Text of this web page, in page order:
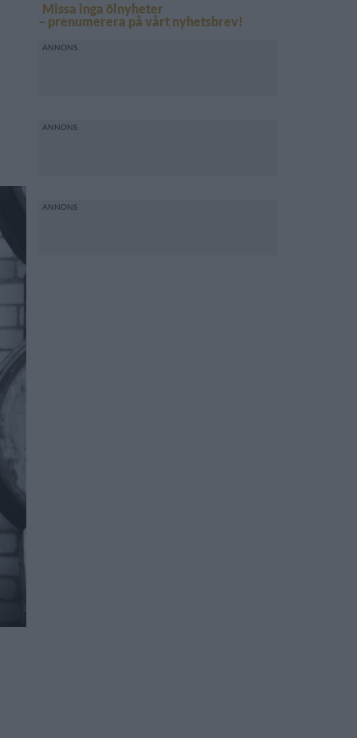
Missa inga ölnyheter
– prenumerera på vårt nyhetsbrev!